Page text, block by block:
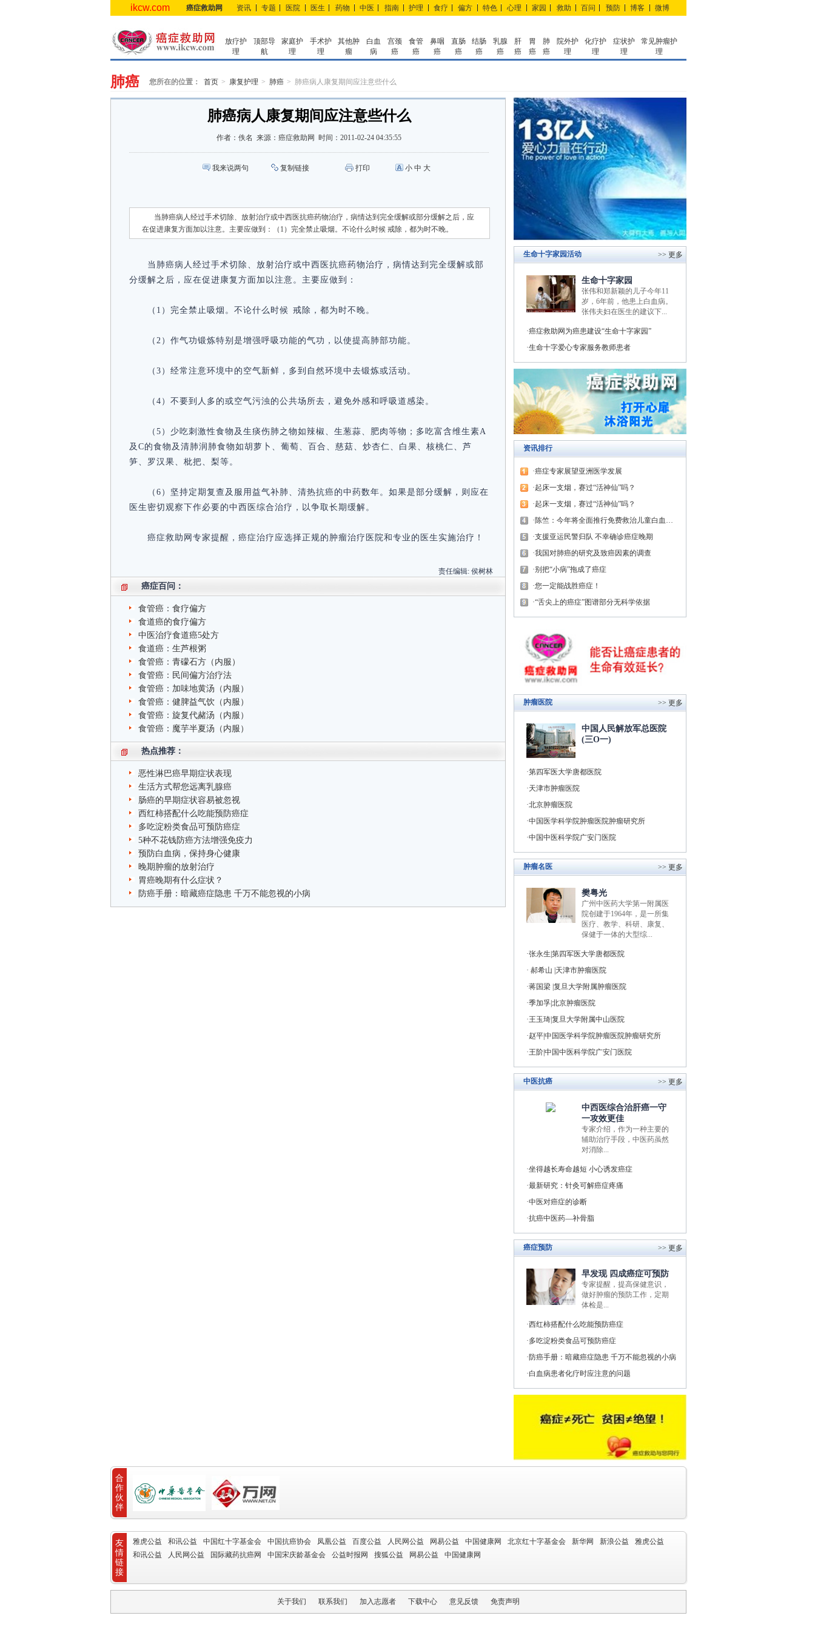
ikcw.com 癌症救助网 资讯 专题 医院 医生 药物 中医 指南 护理 食疗 偏方 特色 心理 家园 救助 百问 预防 博客 微博
放疗护
理
顶部导
航
家庭护
理
手术护
理
其他肿
瘤
白血
病
宫颈
癌
食管
癌
鼻咽
癌
直肠
癌
结肠
癌
乳腺
癌
肝
癌
胃
癌
肺
癌
院外护
理
化疗护
理
症状护
理
常见肿瘤护
理
肺癌 您所在的位置： 首页 康复护理 肺癌 肺癌病人康复期间应注意些什么
肺癌病人康复期间应注意些什么
作者： 佚名 来源： 癌症救助网 时间： 2011-02-24 04:35:55
我来说两句 复制链接 打印 小 中 大
当肺癌病人经过手术切除、放射治疗或中西医抗癌药物治疗，病情达到完全缓解或部分缓解之后，应
在促进康复方面加以注意。主要应做到：（1）完全禁止吸烟。不论什么时候 戒除，都为时不晚。
当肺癌病人经过手术切除、放射治疗或中西医抗癌药物治疗，病情达到完全缓解或部
分缓解之后，应在促进康复方面加以注意。主要应做到：
（1）完全禁止吸烟。不论什么时候 戒除，都为时不晚。
（2）作气功锻炼特别是增强呼吸功能的气功，以使提高肺部功能。
（3）经常注意环境中的空气新鲜，多到自然环境中去锻炼或活动。
（4）不要到人多的或空气污浊的公共场所去，避免外感和呼吸道感染。
（5）少吃刺激性食物及生痰伤肺之物如辣椒、生葱蒜、肥肉等物；多吃富含维生素A
及C的食物及清肺润肺食物如胡萝卜、葡萄、百合、慈菇、炒杏仁、白果、核桃仁、芦
笋、罗汉果、枇把、梨等。
（6）坚持定期复查及服用益气补肺、清热抗癌的中药数年。如果是部分缓解，则应在
医生密切观察下作必要的中西医综合治疗，以争取长期缓解。
癌症救助网专家提醒，癌症治疗应选择正规的肿瘤治疗医院和专业的医生实施治疗！
责任编辑: 侯树林
癌症百问：
食管癌：食疗偏方
食道癌的食疗偏方
中医治疗食道癌5处方
食道癌：生芦根粥
食管癌：青礞石方（内服）
食管癌：民间偏方治疗法
食管癌：加味地黄汤（内服）
食管癌：健脾益气饮（内服）
食管癌：旋复代赭汤（内服）
食管癌：魔芋半夏汤（内服）
热点推荐：
恶性淋巴癌早期症状表现
生活方式帮您远离乳腺癌
肠癌的早期症状容易被忽视
西红柿搭配什么吃能预防癌症
多吃淀粉类食品可预防癌症
5种不花钱防癌方法增强免疫力
预防白血病，保持身心健康
晚期肿瘤的放射治疗
胃癌晚期有什么症状？
防癌手册：暗藏癌症隐患 千万不能忽视的小病
生命十字家园活动 >> 更多
生命十字家园
张伟和郑新颖的儿子今年11
岁，6年前，他患上白血病。
张伟夫妇在医生的建议下...
癌症救助网为癌患建设“生命十字家园”
生命十字爱心专家服务教师患者
资讯排行
癌症专家展望亚洲医学发展
起床一支烟，赛过“活神仙”吗？
起床一支烟，赛过“活神仙”吗？
陈竺：今年将全面推行免费救治儿童白血病与先天性心脏病
支援亚运民警归队 不幸确诊癌症晚期
我国对肺癌的研究及致癌因素的调查
别把“小病”拖成了癌症
您一定能战胜癌症！
“舌尖上的癌症”图谱部分无科学依据
肿瘤医院 >> 更多
中国人民解放军总医院
(三O一)
第四军医大学唐都医院
天津市肿瘤医院
北京肿瘤医院
中国医学科学院肿瘤医院肿瘤研究所
中国中医科学院广安门医院
肿瘤名医 >> 更多
樊粤光
广州中医药大学第一附属医
院创建于1964年，是一所集
医疗、教学、科研、康复、
保健于一体的大型综...
张永生|第四军医大学唐都医院
郝希山 |天津市肿瘤医院
蒋国梁 |复旦大学附属肿瘤医院
季加孚|北京肿瘤医院
王玉琦|复旦大学附属中山医院
赵平|中国医学科学院肿瘤医院肿瘤研究所
王阶|中国中医科学院广安门医院
中医抗癌 >> 更多
中西医综合治肝癌一守
一攻效更佳
专家介绍，作为一种主要的
辅助治疗手段，中医药虽然
对消除...
坐得越长寿命越短 小心诱发癌症
最新研究：针灸可解癌症疼痛
中医对癌症的诊断
抗癌中医药—补骨脂
癌症预防 >> 更多
早发现 四成癌症可预防
专家提醒，提高保健意识，
做好肿瘤的预防工作，定期
体检是...
西红柿搭配什么吃能预防癌症
多吃淀粉类食品可预防癌症
防癌手册：暗藏癌症隐患 千万不能忽视的小病
白血病患者化疗时应注意的问题
合
作
伙
伴
友
情
链
接
雅虎公益 和讯公益 中国红十字基金会 中国抗癌协会 凤凰公益 百度公益 人民网公益 网易公益 中国健康网 北京红十字基金会 新华网 新浪公益
雅虎公益
和讯公益
人民网公益 国际藏药抗癌网 中国宋庆龄基金会 公益时报网 搜狐公益 网易公益 中国健康网
关于我们 联系我们 加入志愿者 下载中心 意见反馈 免责声明